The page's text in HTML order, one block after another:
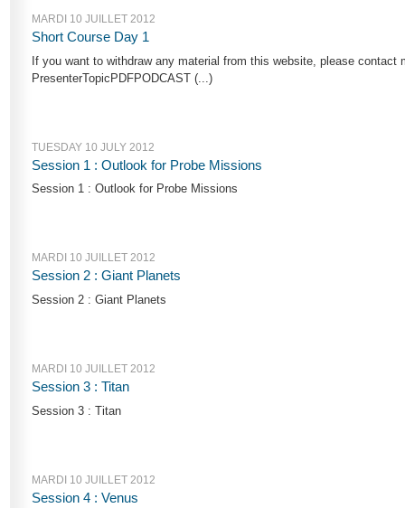
MARDI 10 JUILLET 2012
Short Course Day 1
If you want to withdraw any material from this website, please contact
PresenterTopicPDFPODCAST (...)
TUESDAY 10 JULY 2012
Session 1 : Outlook for Probe Missions
Session 1 : Outlook for Probe Missions
MARDI 10 JUILLET 2012
Session 2 : Giant Planets
Session 2 : Giant Planets
MARDI 10 JUILLET 2012
Session 3 : Titan
Session 3 : Titan
MARDI 10 JUILLET 2012
Session 4 : Venus